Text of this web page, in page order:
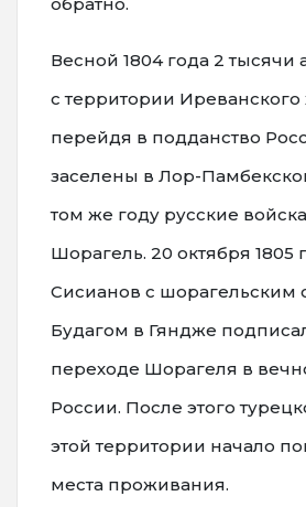
обратно.
Весной 1804 года 2
с территории Иреванского
перейдя в подданство
заселены в Лор-
том же году русские
Шорагель. 20 октября 1805
Сисианов с шорагельским
Будагом в Гяндже
переходе Шорагеля в
России. После этого
этой территории начало
места проживания.